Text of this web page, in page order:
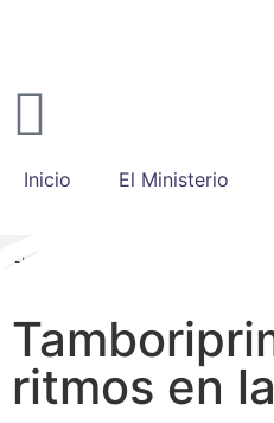
Inicio El Ministerio
ritmos en